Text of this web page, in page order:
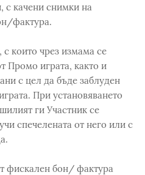
с качени снимки на
фактура.
които чрез измама се
Промо играта, както и
с цел да бъде заблуден
При установяването
ги Участник се
спечелената от него или с
фискален бон/ фактура